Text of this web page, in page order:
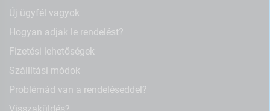
Új ügyfél vagyok
Hogyan adjak le rendelést?
Fizetési lehetőségek
Szállítási módok
Problémád van a rendeléseddel?
Visszaküldés?